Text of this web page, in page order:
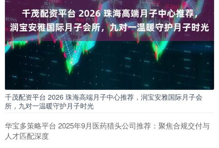
千茂配资平台 2026 珠海高端月子中心推荐，润宝安雅国际月子会
所，九对一温暖守护月子时光
华宝多策略平台 2025年9月医药猎头公司推荐：聚焦合规交付与
人才匹配深度